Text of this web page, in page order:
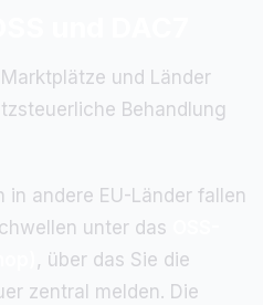
und Länder
Behandlung
in andere EU-Länder fallen
unter das
, über das Sie die
zentral melden. Die